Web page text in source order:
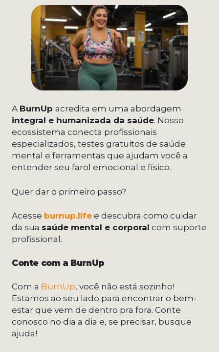
A BurnUp acredita em uma abordagem
integral e humanizada da saúde. Nosso
ecossistema conecta profissionais
especializados, testes gratuitos de saúde
mental e ferramentas que ajudam você a
entender seu farol emocional e físico.
Quer dar o primeiro passo?
Acesse burnup.life e descubra como cuidar
da sua saúde mental e corporal com suporte
profissional.
Conte com a BurnUp
Com a BurnUp, você não está sozinho!
Estamos ao seu lado para encontrar o bem-
estar que vem de dentro pra fora. Conte
conosco no dia a dia e, se precisar, busque
ajuda!